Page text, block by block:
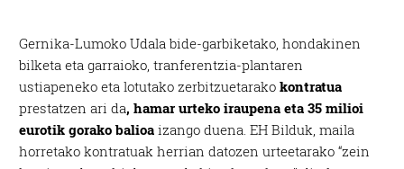
Gernika-Lumoko Udala bide-garbiketako, hondakinen
bilketa eta garraioko, tranferentzia-plantaren
ustiapeneko eta lotutako zerbitzuetarakokontratua
prestatzen ari da, hamar urteko iraupena eta 35 milioi
eurotik gorako balioa izango duena. EH Bilduk, maila
horretako kontratuak herrian datozen urteetarako “zein